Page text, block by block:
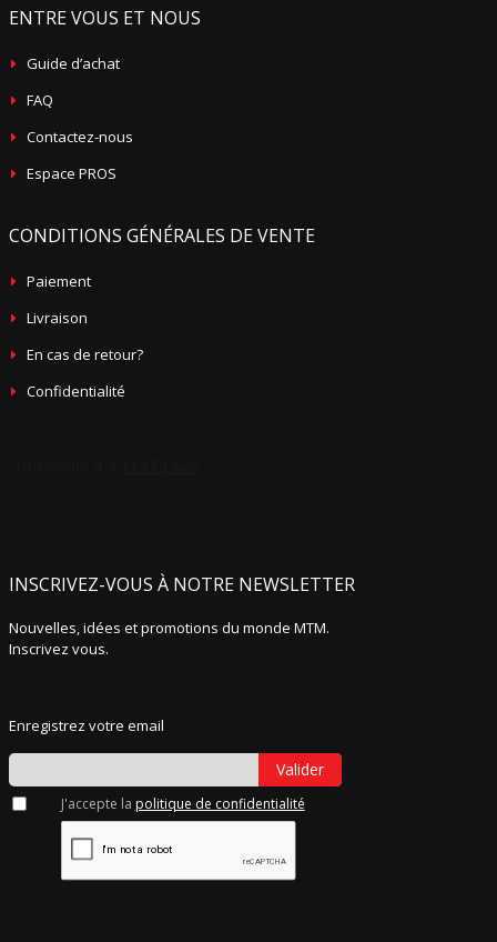
ENTRE VOUS ET NOUS
Guide d’achat
FAQ
Contactez-nous
Espace PROS
CONDITIONS GÉNÉRALES DE VENTE
Paiement
Livraison
En cas de retour?
Confidentialité
INSCRIVEZ-VOUS À NOTRE NEWSLETTER
Nouvelles, idées et promotions du monde MTM.
Inscrivez vous.
Enregistrez votre email
Valider
J'accepte la politique de confidentialité